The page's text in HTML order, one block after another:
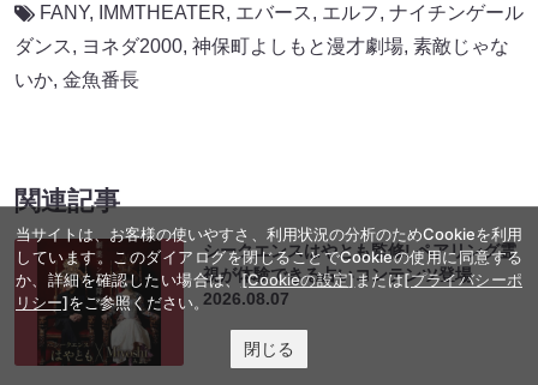
FANY, IMMTHEATER, エバース, エルフ, ナイチンゲール
ダンス, ヨネダ2000, 神保町よしもと漫才劇場, 素敵じゃな
いか, 金魚番長
関連記事
シークエンスはやとも監修! ペアリング霊
視が体験できる占いコンテンツ登場
2026.08.07
当サイトは、お客様の使いやすさ、利用状況の分析のためCookieを利用
しています。このダイアログを閉じることでCookieの使用に同意する
か、詳細を確認したい場合は、[Cookieの設定]または[プライバシーポ
リシー]をご参照ください。
閉じる